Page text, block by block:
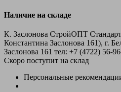
Наличие на складе
К. Заслонова СтройОПТ Стандарт
Константина Заслонова 161), г.
Заслонова 161 тел: +7 (4722)
Скоро поступит на склад
Персональные